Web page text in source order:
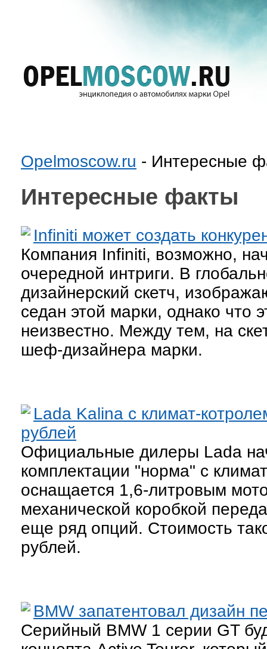
Opelmoscow.ru - Интересные
Интересные факты
Infiniti может создать
Компания Infiniti, возможно,
очередной интриги. В
дизайнерский скетч,
седан этой марки, однако что
неизвестно. Между тем, на
шеф-дизайнера марки.
Lada Kalina с климат-
рублей
Официальные дилеры Lada
комплектации "норма" с
оснащается 1,6-литровым
механической коробкой
еще ряд опций. Стоимость
рублей.
BMW запатентовал дизайн
Серийный BMW 1 серии GT